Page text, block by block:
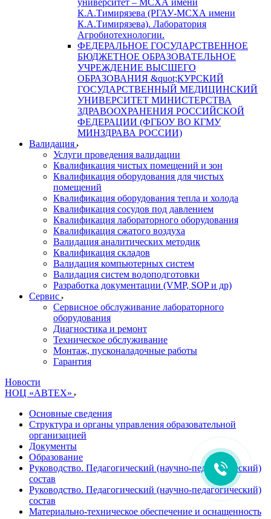
университет – МСХА имени
К.А.Тимирязева (РГАУ-МСХА имени
К.А.Тимирязева). Лаборатория
Агробиотехнологии.
ФЕДЕРАЛЬНОЕ ГОСУДАРСТВЕННОЕ
БЮДЖЕТНОЕ ОБРАЗОВАТЕЛЬНОЕ
УЧРЕЖДЕНИЕ ВЫСШЕГО
ОБРАЗОВАНИЯ &quot;КУРСКИЙ
ГОСУДАРСТВЕННЫЙ МЕДИЦИНСКИЙ
УНИВЕРСИТЕТ МИНИСТЕРСТВА
ЗДРАВООХРАНЕНИЯ РОССИЙСКОЙ
ФЕДЕРАЦИИ (ФГБОУ ВО КГМУ
МИНЗДРАВА РОССИИ)
Валидация
Услуги проведения валидации
Квалификация чистых помещений и зон
Квалификация оборудования для чистых
помещений
Квалификация оборудования тепла и холода
Квалификация сосудов под давлением
Квалификация лабораторного оборудования
Квалификация сжатого воздуха
Валидация аналитических методик
Квалификация складов
Валидация компьютерных систем
Валидация систем водоподготовки
Разработка документации (VMP, SOP и др)
Cервис
Сервисное обслуживание лабораторного
оборудования
Диагностика и ремонт
Техническое обслуживание
Монтаж, пусконаладочные работы
Гарантия
Новости
НОЦ «АВТЕХ»
Основные сведения
Структура и органы управления образовательной
организацией
Документы
Образование
Руководство. Педагогический (научно-педагогический)
состав
Руководство. Педагогический (научно-педагогический)
состав
Материально-техническое обеспечение и оснащенность